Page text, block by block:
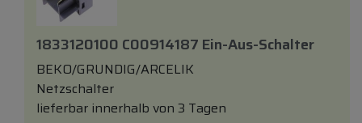
1833120100 C00914187 Ein-Aus-Schalter
BEKO/GRUNDIG/ARCELIK
Netzschalter
lieferbar innerhalb von 3 Tagen